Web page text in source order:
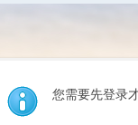
您需要先登录